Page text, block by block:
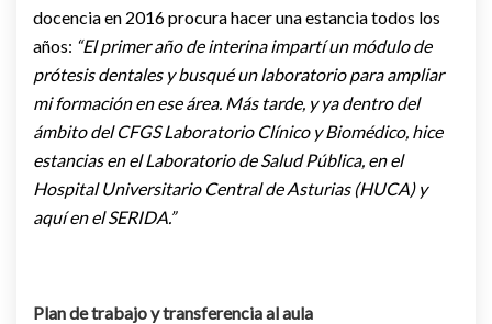
docencia en 2016 procura hacer una estancia todos los
años: “El primer año de interina impartí un módulo de
prótesis dentales y busqué un laboratorio para ampliar
mi formación en ese área. Más tarde, y ya dentro del
ámbito del CFGS Laboratorio Clínico y Biomédico, hice
estancias en el Laboratorio de Salud Pública, en el
Hospital Universitario Central de Asturias (HUCA) y
aquí en el SERIDA.”
Plan de trabajo y transferencia al aula